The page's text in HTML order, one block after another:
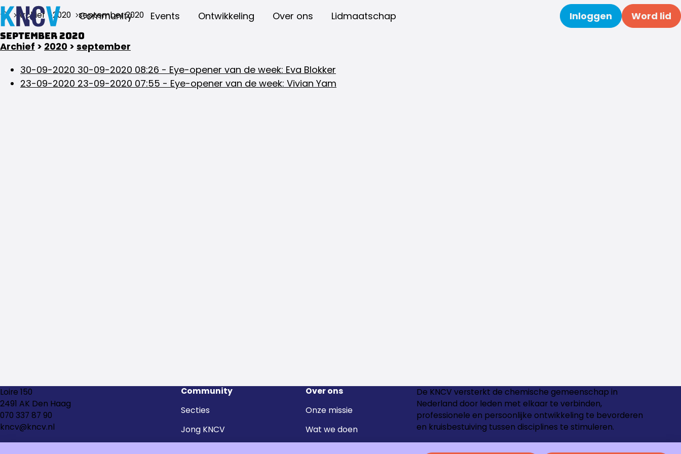
Community Events Ontwikkeling Over ons Lidmaatschap Zoeken Inloggen Word lid
Archief 2020
september 2020
september 2020
Archief > 2020 > september
30-09-2020 30-09-2020 08:26 - Eye-opener van de week: Eva Blokker
23-09-2020 23-09-2020 07:55 - Eye-opener van de week: Vivian Yam
Loire 150
2491 AK Den Haag
070 337 87 90
kncv@kncv.nl
Community
Secties
Jong KNCV
Over ons
Onze missie
Wat we doen
De KNCV versterkt de chemische gemeenschap in
Nederland door leden met elkaar te verbinden,
professionele en persoonlijke ontwikkeling te bevorderen
en kruisbestuiving tussen disciplines te stimuleren.